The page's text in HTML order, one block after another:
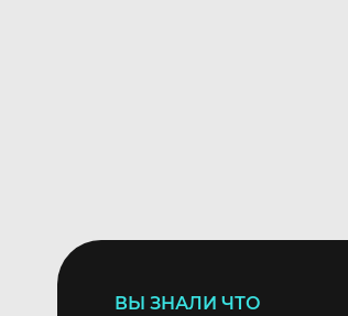
ВЫ ЗНАЛИ ЧТО